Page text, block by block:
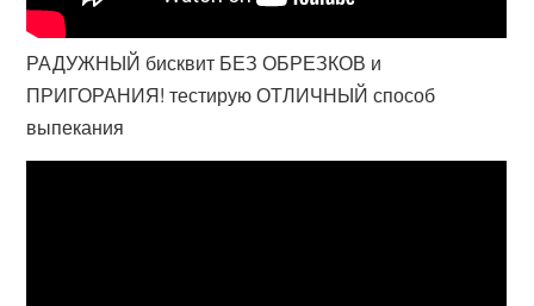
РАДУЖНЫЙ бисквит БЕЗ ОБРЕЗКОВ и
ПРИГОРАНИЯ! тестирую ОТЛИЧНЫЙ способ
выпекания